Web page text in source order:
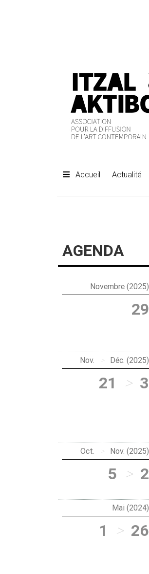
Accueil Actualité
AGENDA
Novembre (2025)
29
Nov. > Déc. (2025)
21 > 3
Oct. > Nov. (2025)
5 > 2
Mai (2024)
1 > 26